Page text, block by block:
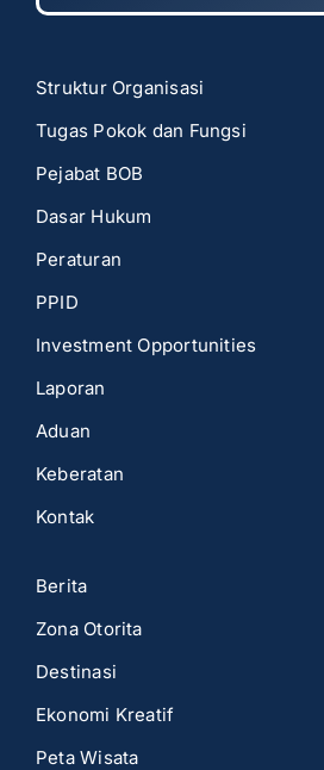
Struktur Organisasi
Tugas Pokok dan Fungsi
Pejabat BOB
Dasar Hukum
Peraturan
PPID
Investment Opportunities
Laporan
Aduan
Keberatan
Kontak
Berita
Zona Otorita
Destinasi
Ekonomi Kreatif
Peta Wisata